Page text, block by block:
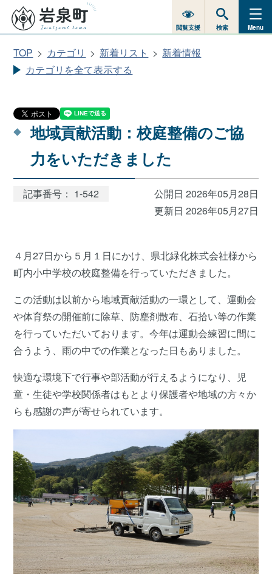
閲覧支援 検索 Menu
TOP カテゴリ 新着リスト
新着情報
カテゴリを全て表示する
地域貢献活動：校庭整備のご協
力をいただきました
記事番号： 1-542
公開日 2026年05月28日
更新日 2026年05月27日
４月27日から５月１日にかけ、県北緑化株式会社様から
町内小中学校の校庭整備を行っていただきました。
この活動は以前から地域貢献活動の一環として、運動会
や体育祭の開催前に除草、防塵剤散布、石拾い等の作業
を行っていただいております。今年は運動会練習に間に
合うよう、雨の中での作業となった日もありました。
快適な環境下で行事や部活動が行えるようになり、児
童・生徒や学校関係者はもとより保護者や地域の方々か
らも感謝の声が寄せられています。